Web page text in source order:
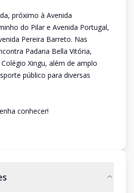
próximo à Avenida
do Pilar e Avenida Portugal,
Pereira Barreto. Nas
Padaria Bella Vitória,
Xingu, além de amplo
público para diversas
conhecer!